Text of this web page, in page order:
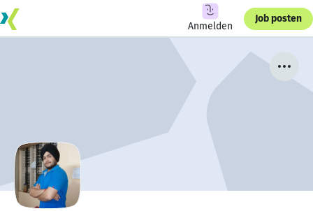
Anmelden
Job posten